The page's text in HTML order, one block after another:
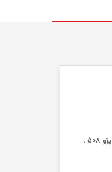
پژو 407 ، پژو207 ، رانا ، پژو 405 ، دانگ فنگ H30 ، پژو 301 ، پژو 508 ،